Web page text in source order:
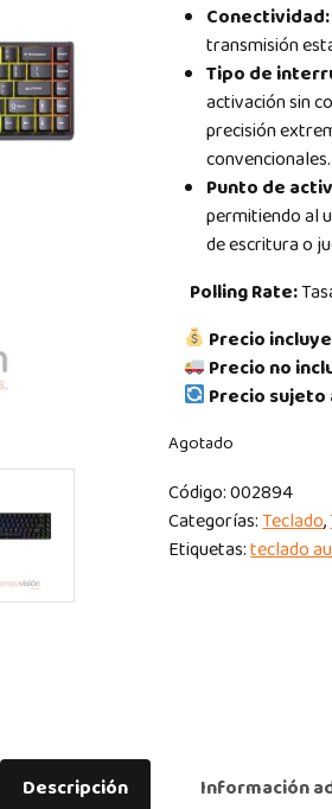
transmisión
Tipo de
activación sin
precisión
convencionales.
Punto de
permitiendo al
de escritura o
Polling Rate:
Precio
Precio no
Precio sujeto
Agotado
Código:002894
Categorías:Teclado,
Etiquetas:teclado
Descripción Información